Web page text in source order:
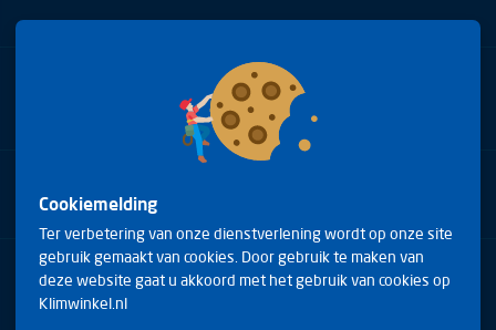
Bel met onze experts
+31(0)85 0653688
Arduinstraat 20
4827 HK Breda
Telefoon: +31(0)85 0653688
Cookiemelding
Ter verbetering van onze dienstverlening wordt op onze site
gebruik gemaakt van cookies. Door gebruik te maken van
deze website gaat u akkoord met het gebruik van cookies op
Klimwinkel.nl